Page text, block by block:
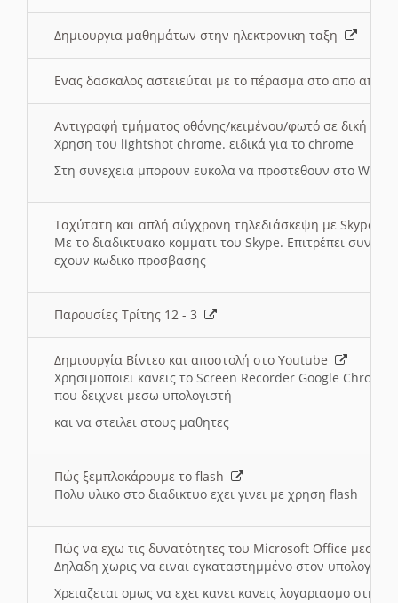
Δημιουργια μαθημάτων στην ηλεκτρονικη ταξη
Ενας δασκαλος αστειεύται με το πέρασμα στο απο
Αντιγραφή τμήματος οθόνης/κειμένου/φωτό σε δική
Χρηση του lightshot chrome. ειδικά για το chrome
Στη συνεχεια μπορουν ευκολα να προστεθουν στο Word
Ταχύτατη και απλή σύγχρονη τηλεδιάσκεψη με Skype
Με το διαδικτυακο κομματι του Skype. Επιτρέπει
εχουν κωδικο προσβασης
Παρουσίες Τρίτης 12 - 3
Δημιουργία Βίντεο και αποστολή στο Youtube
Χρησιμοποιει κανεις το Screen Recorder Google Chrome
που δειχνει μεσω υπολογιστή
και να στειλει στους μαθητες
Πώς ξεμπλοκάρουμε το flash
Πολυ υλικο στο διαδικτυο εχει γινει με χρηση flash
Πώς να εχω τις δυνατότητες του Microsoft Office μεσω
Δηλαδη χωρις να ειναι εγκαταστημμένο στον
Χρειαζεται ομως να εχει κανει κανεις λογαριασμο στη